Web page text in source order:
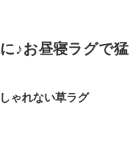
♪お昼寝ラグで猛
ゃれない草ラグ